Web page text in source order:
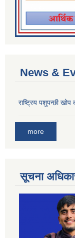
News &
राष्ट्रिय पशुपन्छी
more
सूचना